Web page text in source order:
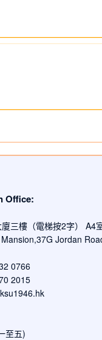
Office:
三樓（電梯按2字） A4
Jordan
0766
2015
至五)